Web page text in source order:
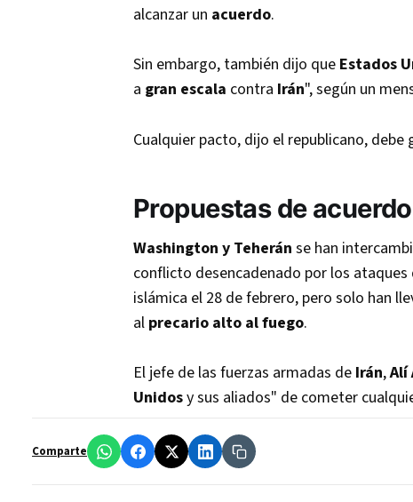
alcanzar un acuerdo.
Sin embargo, también dijo que Estados
a gran escala contra Irán", según un
Cualquier pacto, dijo el republicano, debe
Propuestas de acuerdo
Washington y Teherán se han
conflicto desencadenado por los ataques
islámica el 28 de febrero, pero solo han
al precario alto al fuego.
El jefe de las fuerzas armadas de Irán,Alí
Unidosy sus aliados" de cometer
Comparte